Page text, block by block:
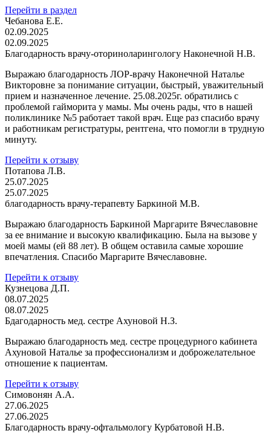
Перейти в раздел
Чебанова Е.Е.
02.09.2025
02.09.2025
Благодарность врачу-оториноларингологу Наконечной Н.В.
Выражаю благодарность ЛОР-врачу Наконечной Наталье
Викторовне за понимание ситуации, быстрый, уважительный
прием и назначенное лечение. 25.08.2025г. обратились с
проблемой гайморита у мамы. Мы очень рады, что в нашей
поликлинике №5 работает такой врач. Еще раз спасибо врачу
и работникам регистратуры, рентгена, что помогли в трудную
минуту.
Перейти к отзыву
Потапова Л.В.
25.07.2025
25.07.2025
благодарность врачу-терапевту Баркиной М.В.
Выражаю благодарность Баркиной Маргарите Вячеславовне
за ее внимание и высокую квалификацию. Была на вызове у
моей мамы (ей 88 лет). В общем оставила самые хорошие
впечатления. Спасибо Маргарите Вячеславовне.
Перейти к отзыву
Кузнецова Д.П.
08.07.2025
08.07.2025
Бдагодарность мед. сестре Ахуновой Н.З.
Выражаю благодарность мед. сестре процедурного кабинета
Ахуновой Наталье за профессионализм и доброжелательное
отношение к пациентам.
Перейти к отзыву
Симовонян А.А.
27.06.2025
27.06.2025
Благодарность врачу-офтальмологу Курбатовой Н.В.